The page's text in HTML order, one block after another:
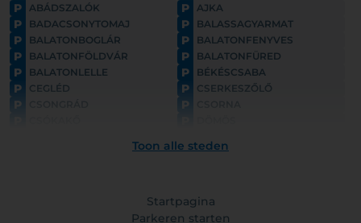
P ABÁDSZALÓK P AJKA
P BADACSONYTOMAJ P BALASSAGYARMAT
P BALATONBOGLÁR P BALATONFENYVES
P BALATONFÖLDVÁR P BALATONFÜRED
P BALATONLELLE P BÉKÉSCSABA
P CEGLÉD P CSERKESZŐLŐ
P P
P GYÖNGYÖS
P HOLLÓKŐ
P HÉVÍZ
Toon alle steden
Startpagina
Parkeren starten